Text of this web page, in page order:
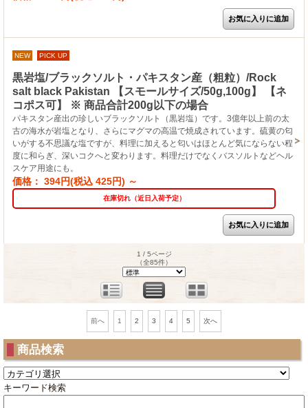
NEW PICK UP
黒岩塩/ブラックソルト・パキスタン産（粗粒）/Rock
salt black Pakistan 【スモールサイズ/50g,100g】 【ネ
コポス可】 ※ 商品合計200g以下の場合
パキスタン産出の珍しいブラックソルト（黒岩塩）です。3億年以上前の太
古の海水が岩塩となり、さらにマグマの高温で焼成されています。硫黄の匂
いがする不思議な塩ですが、料理に加えると匂いはほとんど気にならない程
度に和らぎ、深いコクへと変わります。料理だけでなくバスソルトなどヘル
スケア用途にも。
価格： 394円(税込 425円) ～
在庫切れ（近日入荷予定）
1 / 5ページ
（全85件）
前へ 1 2 3 4 5 次へ
商品検索
キーワード検索